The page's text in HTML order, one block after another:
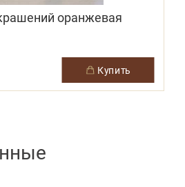
оранжевая
купить